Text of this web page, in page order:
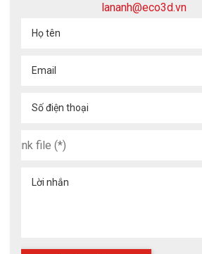
lananh@eco3d.vn
Họ tên
Email
Số điện thoại
Lời nhắn